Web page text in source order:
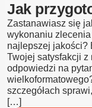
Jak
Zastanawiasz się
wykonaniu
najlepszej jakości?
Twojej satysfakcji z
odpowiedzi na
szczegółach
[…]